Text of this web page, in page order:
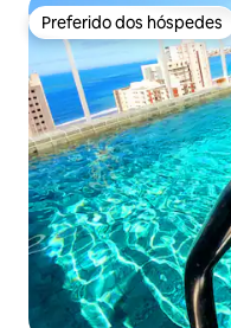
Preferido dos hóspedes
Preferido dos hóspedes